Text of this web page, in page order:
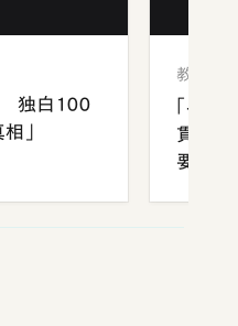
独白100
」
教育
「早
貫校へ
要だっ